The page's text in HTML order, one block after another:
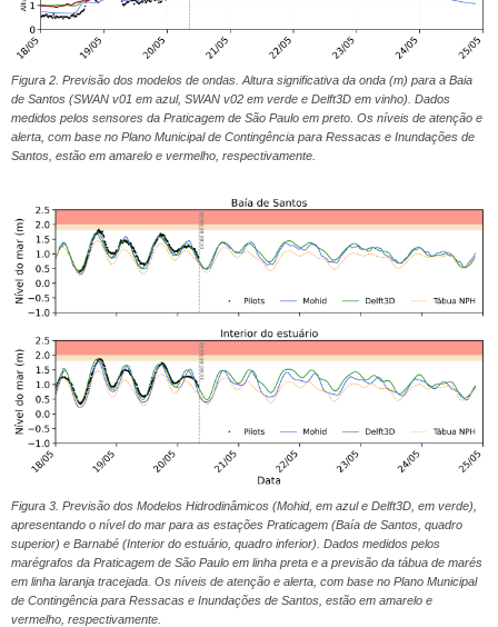
Figura 2. Previsão dos modelos de ondas. Altura significativa da onda (m) para a Baia
de Santos (SWAN v01 em azul, SWAN v02 em verde e Delft3D em vinho). Dados
medidos pelos sensores da Praticagem de São Paulo em preto. Os níveis de atenção e
alerta, com base no Plano Municipal de Contingência para Ressacas e Inundações de
Santos, estão em amarelo e vermelho, respectivamente.
Figura 3. Previsão dos Modelos Hidrodinâmicos (Mohid, em azul e Delft3D, em verde),
apresentando o nível do mar para as estações Praticagem (Baía de Santos, quadro
superior) e Barnabé (Interior do estuário, quadro inferior). Dados medidos pelos
marégrafos da Praticagem de São Paulo em linha preta e a previsão da tábua de marés
em linha laranja tracejada. Os níveis de atenção e alerta, com base no Plano Municipal
de Contingência para Ressacas e Inundações de Santos, estão em amarelo e
vermelho, respectivamente.